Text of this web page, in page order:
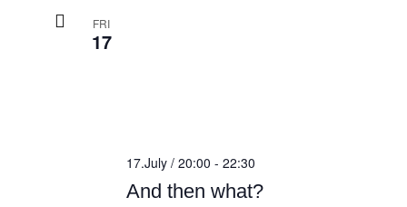
FRI
17
And then what?
17.July / 20:00 - 22:30